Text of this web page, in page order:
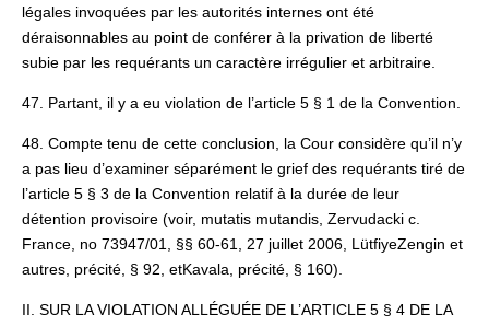
légales invoquées par les autorités internes ont été
déraisonnables au point de conférer à la privation de liberté
subie par les requérants un caractère irrégulier et arbitraire.
47. Partant, il y a eu violation de l’article 5 § 1 de la Convention.
48. Compte tenu de cette conclusion, la Cour considère qu’il n’y
a pas lieu d’examiner séparément le grief des requérants tiré de
l’article 5 § 3 de la Convention relatif à la durée de leur
détention provisoire (voir, mutatis mutandis, Zervudacki c.
France, no 73947/01, §§ 60-61, 27 juillet 2006, LütfiyeZengin et
autres, précité, § 92, etKavala, précité, § 160).
II. SUR LA VIOLATION ALLÉGUÉE DE L’ARTICLE 5 § 4 DE LA